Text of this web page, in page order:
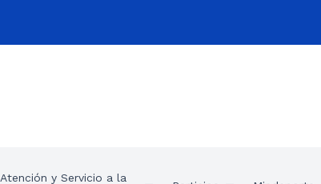
Atención y Servicio a la